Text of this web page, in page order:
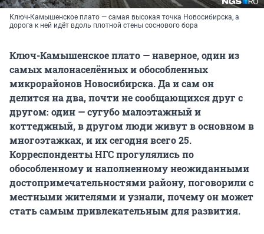
Ключ-Камышенское плато — самая высокая точка Новосибирска, а
дорога к ней идёт вдоль плотной стены соснового бора
Ключ-Камышенское плато — наверное, один из
самых малонаселённых и обособленных
микрорайонов Новосибирска. Да и сам он
делится на два, почти не сообщающихся друг с
другом: один —сугубо малоэтажный и
коттеджный, в другом люди живут в основном в
многоэтажках, и их сегодня всего 25.
Корреспонденты НГС прогулялись по
обособленному и наполненному неожиданными
достопримечательностями району, поговорили с
местными жителями и узнали, почему он может
стать самым привлекательным для развития.